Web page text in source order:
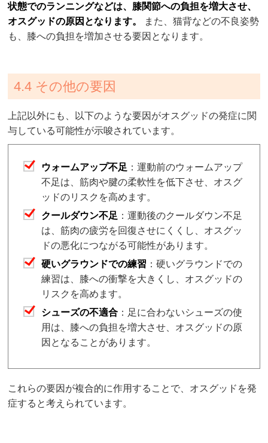
状態でのランニングなどは、膝関節への負担を増大させ、
オスグッドの原因となります。
また、猫背などの不良姿勢
も、膝への負担を増加させる要因となります。
4.4 その他の要因
上記以外にも、以下のような要因がオスグッドの発症に関
与している可能性が示唆されています。
ウォームアップ不足 ：運動前のウォームアップ
不足は、筋肉や腱の柔軟性を低下させ、オスグ
ッドのリスクを高めます。
クールダウン不足 ：運動後のクールダウン不足
は、筋肉の疲労を回復させにくくし、オスグッ
ドの悪化につながる可能性があります。
硬いグラウンドでの練習 ：硬いグラウンドでの
練習は、膝への衝撃を大きくし、オスグッドの
リスクを高めます。
シューズの不適合 ：足に合わないシューズの使
用は、膝への負担を増大させ、オスグッドの原
因となることがあります。
これらの要因が複合的に作用することで、オスグッドを発
症すると考えられています。